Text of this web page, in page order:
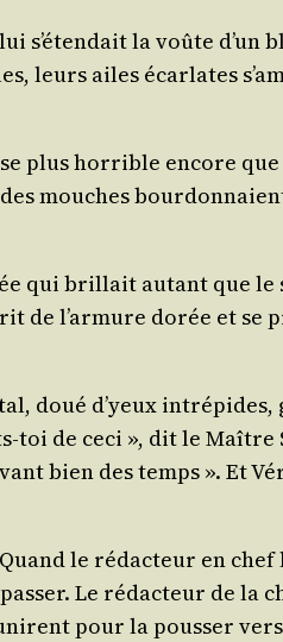
s’é­ten­dait la voûte
ailes écar­lates
plus hor­rible encore
mouches
qui brillait autant que le
de l’ar­mure dorée et
doué d’yeux
toi de ceci », dit le
bien des temps ». Et
le rédac­teur en chef
Le rédac­teur de la
pour la pous­ser